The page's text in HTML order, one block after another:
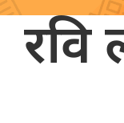
रवि